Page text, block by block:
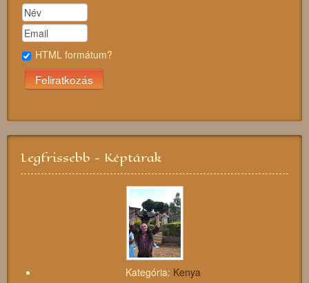
HTML formátum?
Legfrissebb - Képtárak
Kategória: Kenya